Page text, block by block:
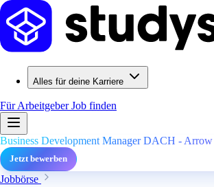
Alles für deine Karriere
Für ArbeitgeberJob finden
Business Development Manager DACH -
Jetzt bewerben
Jobbörse